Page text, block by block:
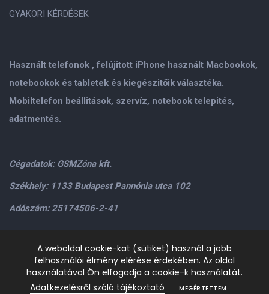
Használt telefonok , felújitott iPhone használt Macbookok,
notebookok és tabletek és kiegészitőik választéka.
Mobiltelefon beállitások, szervíz, notebook telepités,
adatmentés.
Cégadatok: GSMZóna kft.
Székhely: 1133 Budapest Pannónia utca 102
Adószám: 25174506-2-41
Személyes átvétel: GSMZóna kft. 1134.Bp. Váci út 9-15
H-P: 9.00-17.00,Szo: 9.00-13.00+36205534995+36209906363
gsmzonakft@gmail.com
GYAKORI KÉRDÉSEK
A weboldal cookie-kat (sütiket) használ a jobb
felhasználói élmény elérése érdekében. Az oldal
használatával Ön elfogadja a cookie-k használatát.
Adatkezelésről szóló tájékoztató
MEGÉRTETTEM